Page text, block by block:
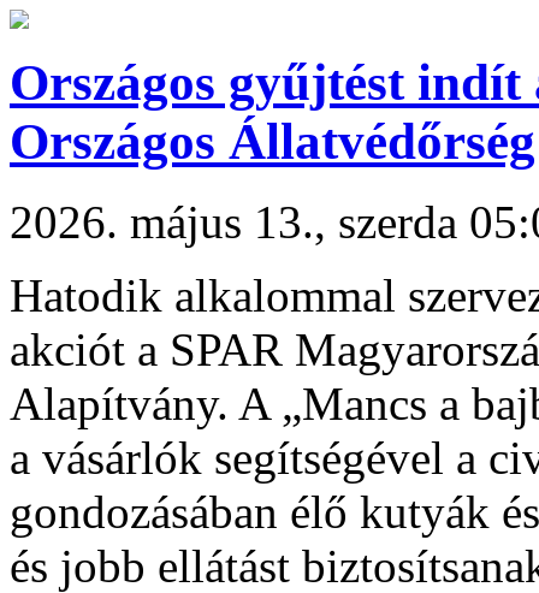
Országos gyűjtést indít
Országos
2026. május 13., szerda
Hatodik alkalommal
akciót a SPAR
Alapítvány. A „Mancs a
a vásárlók segítségével a
gondozásában élő kutyák
és jobb ellátást